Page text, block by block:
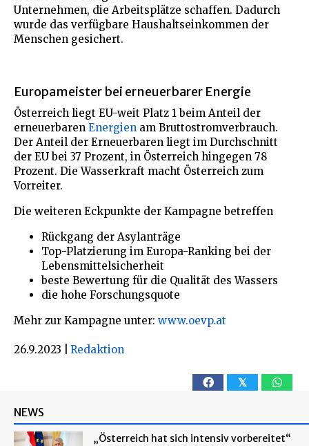
Unternehmen, die Arbeitsplätze schaffen. Dadurch
wurde das verfügbare Haushaltseinkommen der
Menschen gesichert.
Europameister bei erneuerbarer Energie
Österreich liegt EU-weit Platz 1 beim Anteil der
erneuerbaren Energien am Bruttostromverbrauch.
Der Anteil der Erneuerbaren liegt im Durchschnitt
der EU bei 37 Prozent, in Österreich hingegen 78
Prozent. Die Wasserkraft macht Österreich zum
Vorreiter.
Die weiteren Eckpunkte der Kampagne betreffen
Rückgang der Asylanträge
Top-Platzierung im Europa-Ranking bei der
Lebensmittelsicherheit
beste Bewertung für die Qualität des Wassers
die hohe Forschungsquote
Mehr zur Kampagne unter: www.oevp.at
26.9.2023 Redaktion
𝕏
NEWS
„Österreich hat sich intensiv vorbereitet“